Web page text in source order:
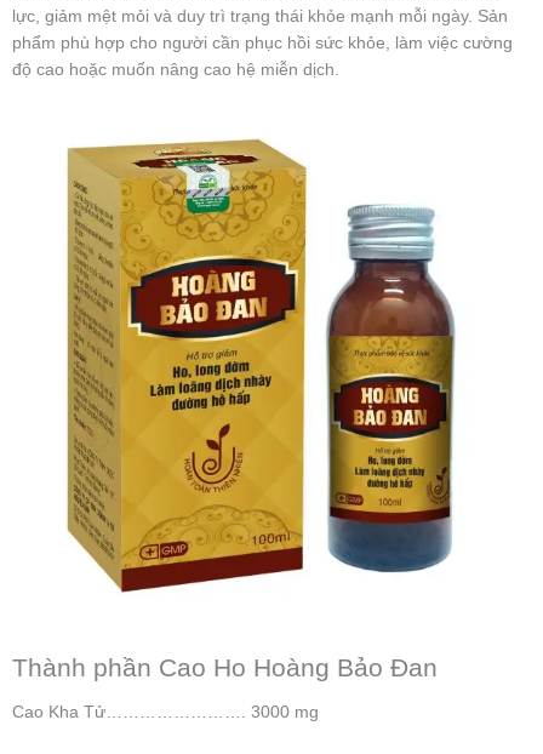
lực, giảm mệt mỏi và duy trì trạng thái khỏe mạnh mỗi ngày. Sản
phẩm phù hợp cho người cần phục hồi sức khỏe, làm việc cường
độ cao hoặc muốn nâng cao hệ miễn dịch.
Thành phần Cao Ho Hoàng Bảo Đan
Cao Kha Tử……………………. 3000 mg